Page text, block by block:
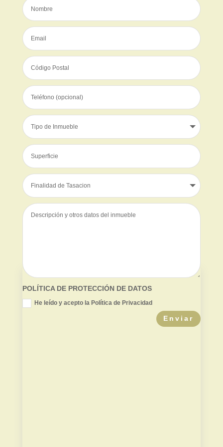
POLÍTICA DE PROTECCIÓN DE DATOS
He leído y acepto la Política de Privacidad
Enviar